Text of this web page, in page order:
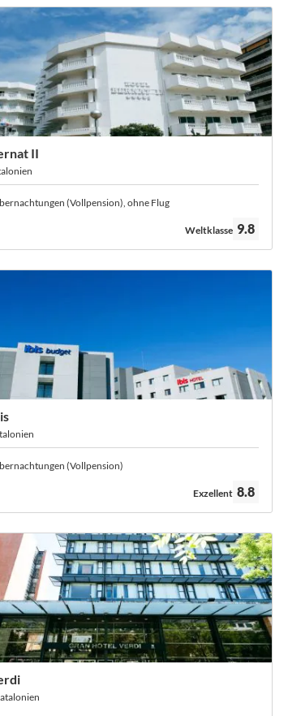
II
(Vollpension), ohne Flug
Bewertung:
Weltklasse 9.8
(Vollpension)
Bewertung:
Exzellent 8.8